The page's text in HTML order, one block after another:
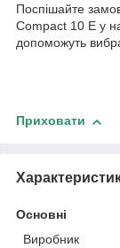
Поспішайте
Compact 10 E у
допоможуть
Приховати
Основні
Виробник